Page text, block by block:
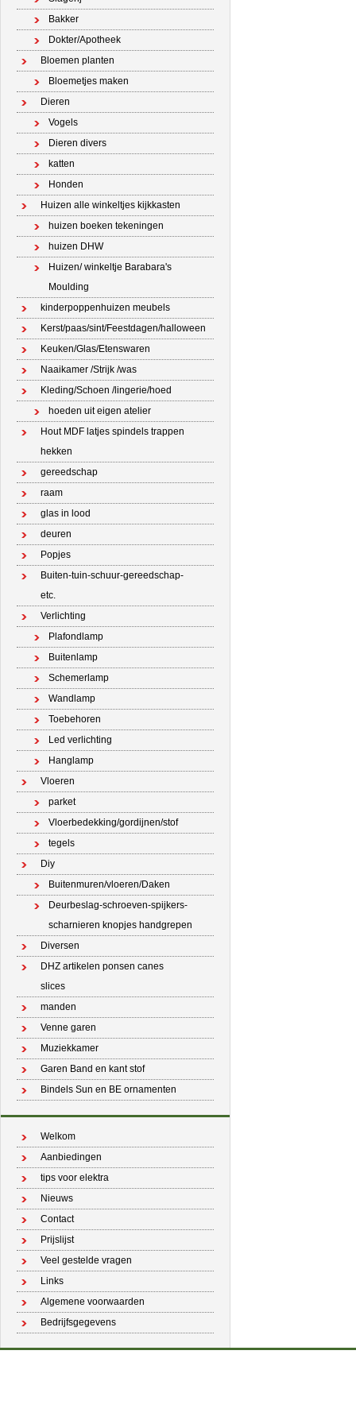
Bakker
Dokter/Apotheek
Bloemen planten
Bloemetjes maken
Dieren
Vogels
Dieren divers
katten
Honden
Huizen alle winkeltjes kijkkasten
huizen boeken tekeningen
huizen DHW
Huizen/ winkeltje Barabara's
Moulding
kinderpoppenhuizen meubels
Kerst/paas/sint/Feestdagen/halloween
Keuken/Glas/Etenswaren
Naaikamer /Strijk /was
Kleding/Schoen /lingerie/hoed
hoeden uit eigen atelier
Hout MDF latjes spindels trappen
hekken
gereedschap
raam
glas in lood
deuren
Popjes
Buiten-tuin-schuur-gereedschap-
etc.
Verlichting
Plafondlamp
Buitenlamp
Schemerlamp
Wandlamp
Toebehoren
Led verlichting
Hanglamp
Vloeren
parket
Vloerbedekking/gordijnen/stof
tegels
Diy
Buitenmuren/vloeren/Daken
Deurbeslag-schroeven-spijkers-
scharnieren knopjes handgrepen
Diversen
DHZ artikelen ponsen canes
slices
manden
Venne garen
Muziekkamer
Garen Band en kant stof
Bindels Sun en BE ornamenten
Welkom
Aanbiedingen
tips voor elektra
Nieuws
Contact
Prijslijst
Veel gestelde vragen
Links
Algemene voorwaarden
Bedrijfsgegevens